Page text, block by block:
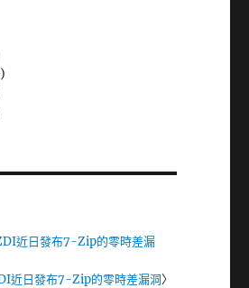
近日發布7-Zip的零時差漏
近日發布7-Zip的零時差漏洞〉